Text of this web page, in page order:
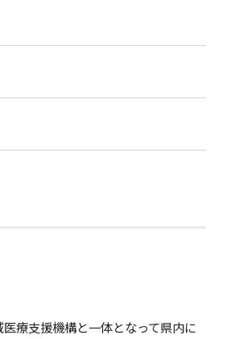
療支援機構と一体となって県内に